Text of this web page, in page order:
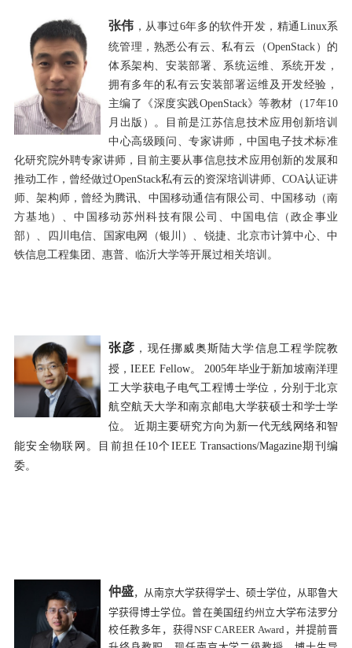
张伟 ，从事过6年多的软件开发，精通 Linux系
统管理，熟悉公有云、私有云（OpenStack ）的
体系架构、安装部署、系统运维、系统开发，
拥有多年的私有云安装部署运维及开发经验，
主编了《深度实践OpenStack》等教材（ 17年10
月出版）。目前是江苏信息技术应用创新培训
中心高级顾问、专家讲师，中国电子技术标准
化研究院外聘专家讲师，目前主要从事信息技术应用创新的发展和
推动工作，曾经做过OpenStack私有云的资深培训讲师、COA认证讲
师、架构师，曾经为腾讯、中国移动通信有限公司、中国移动（南
方基地）、中国移动苏州科技有限公司、中国电信（政企事业
部）、四川电信、国家电网（银川）、锐捷、北京市计算中心、中
铁信息工程集团、惠普、临沂大学等开展过相关培训。
张彦 ，现任挪威奥斯陆大学信息工程学院教
授，IEEE Fellow。 2005年毕业于新加坡南洋理
工大学获电子电气工程博士学位，分别于北京
航空航天大学和南京邮电大学获硕士和学士学
位 。 近期主要研究方向为新一代无线网络和智
能安全物联网。目前担任10个IEEE Transactions/Magazine期刊编
委。
仲盛，从南京大学获得学士、硕士学位，从耶鲁大
学获得博士学位。曾在美国纽约州立大学布法罗分
校任教多年，获得NSF CAREER Award ，并提前晋